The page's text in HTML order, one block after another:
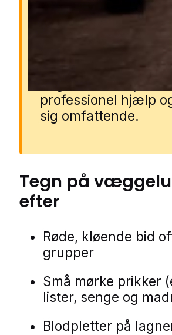
og kan give kløe,
reaktioner. De
sig nemt mellem
angreb bliver
professionel hjælp
sig omfattende.
Tegn på
efter
Røde, kløende bid
grupper
Små mørke prikker
lister, senge og
Blodpletter på